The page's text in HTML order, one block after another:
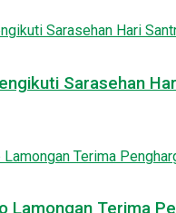
Sarasehan
Lamongan Terima